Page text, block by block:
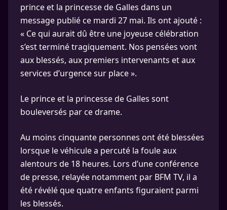
prince et la princesse de Galles dans un
message publié ce mardi 27 mai. Ils ont ajouté :
« Ce qui aurait dû être une joyeuse célébration
s’est terminé tragiquement. Nos pensées vont
aux blessés, aux premiers intervenants et aux
services d’urgence sur place ».
Le prince et la princesse de Galles sont
bouleversés par ce drame.
Au moins cinquante personnes ont été blessées
lorsque le véhicule a percuté la foule aux
alentours de 18 heures. Lors d’une conférence
de presse, relayée notamment par BFM TV, il a
été révélé que quatre enfants figuraient parmi
les blessés.